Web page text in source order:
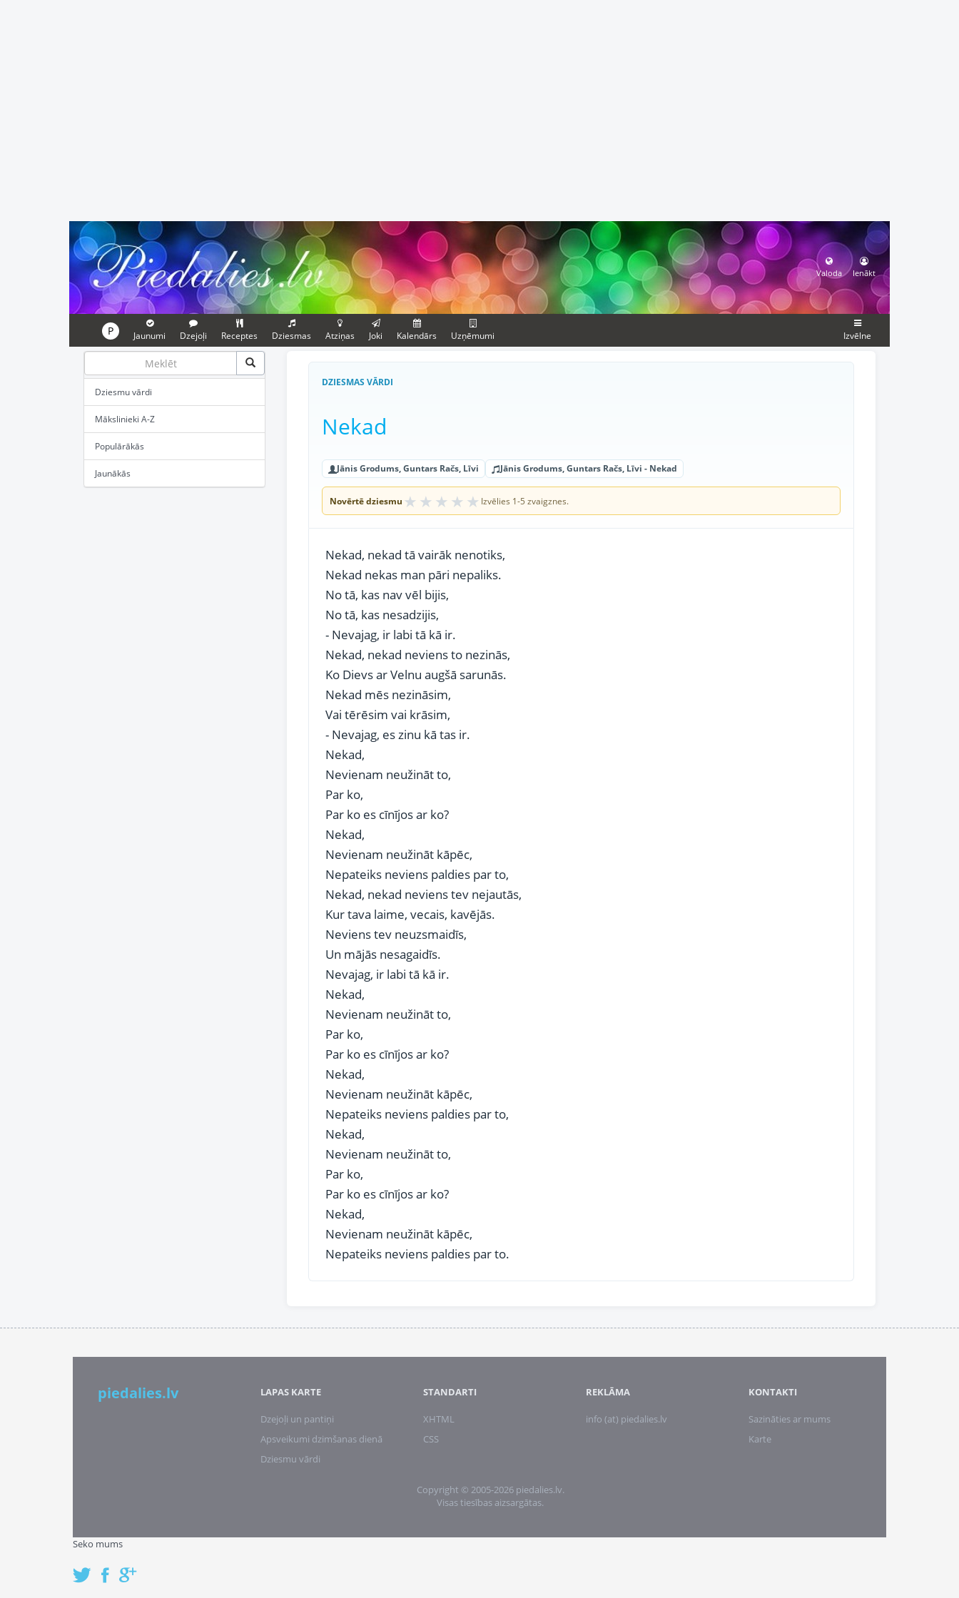
Valoda Ienākt
P Jaunumi Dzejoļi Receptes Dziesmas Atziņas Joki Kalendārs Uzņēmumi Izvēlne
Dziesmu vārdi
Mākslinieki A-Z
Populārākās
Jaunākās
DZIESMAS VĀRDI
Nekad
Jānis Grodums, Guntars Račs, Līvi Jānis Grodums, Guntars Račs, Līvi - Nekad
Novērtē dziesmu ★ ★ ★ ★ ★ Izvēlies 1-5 zvaigznes.
Nekad, nekad tā vairāk nenotiks,
Nekad nekas man pāri nepaliks.
No tā, kas nav vēl bijis,
No tā, kas nesadzijis,
- Nevajag, ir labi tā kā ir.
Nekad, nekad neviens to nezinās,
Ko Dievs ar Velnu augšā sarunās.
Nekad mēs nezināsim,
Vai tērēsim vai krāsim,
- Nevajag, es zinu kā tas ir.
Nekad,
Nevienam neužināt to,
Par ko,
Par ko es cīnījos ar ko?
Nekad,
Nevienam neužināt kāpēc,
Nepateiks neviens paldies par to,
Nekad, nekad neviens tev nejautās,
Kur tava laime, vecais, kavējās.
Neviens tev neuzsmaidīs,
Un mājās nesagaidīs.
Nevajag, ir labi tā kā ir.
Nekad,
Nevienam neužināt to,
Par ko,
Par ko es cīnījos ar ko?
Nekad,
Nevienam neužināt kāpēc,
Nepateiks neviens paldies par to,
Nekad,
Nevienam neužināt to,
Par ko,
Par ko es cīnījos ar ko?
Nekad,
Nevienam neužināt kāpēc,
Nepateiks neviens paldies par to.
piedalies.lv LAPAS KARTE
Dzejoļi un pantiņi
Apsveikumi dzimšanas dienā
Dziesmu vārdi
STANDARTI
XHTML
CSS
REKLĀMA
info (at) piedalies.lv
KONTAKTI
Sazināties ar mums
Karte
Copyright © 2005-2026 piedalies.lv.
Visas tiesības aizsargātas.
Seko mums